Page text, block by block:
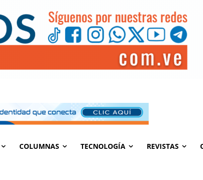
COLUMNAS TECNOLOGÍA REVISTAS